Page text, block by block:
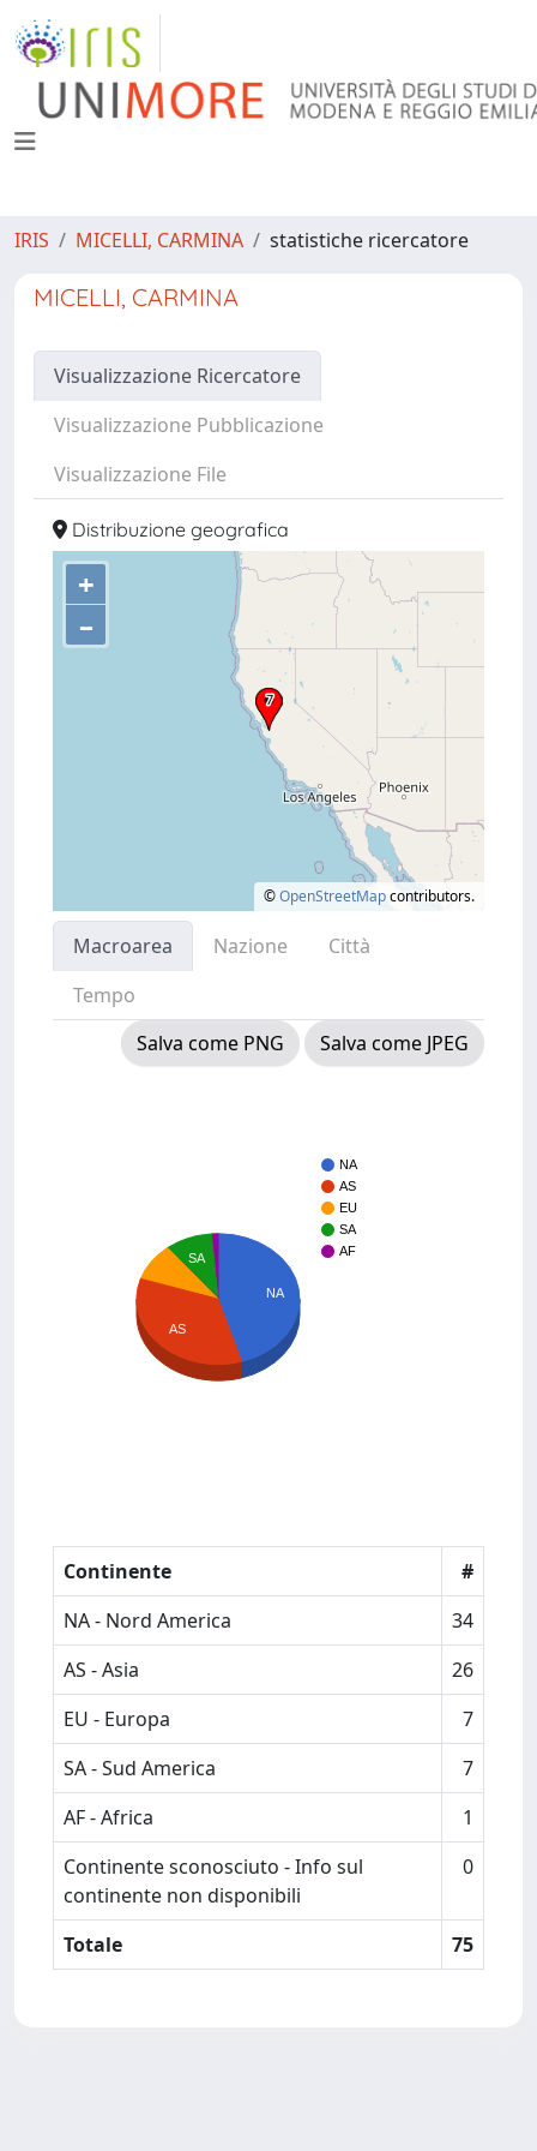
IRIS MICELLI, CARMINA statistiche ricercatore
MICELLI, CARMINA
Visualizzazione Ricercatore
Visualizzazione Pubblicazione
Visualizzazione File
Distribuzione geografica
+
–
©OpenStreetMapcontributors.
Macroarea Nazione
Città
Tempo
Salva come PNG
Salva come JPEG
NA
AS
EU
SA
AF
NA
SA
AS
Continente
#
NA - Nord America
34
AS - Asia
26
EU - Europa
7
SA - Sud America
7
AF - Africa
1
Continente sconosciuto - Info sul
continente non disponibili
0
Totale 75